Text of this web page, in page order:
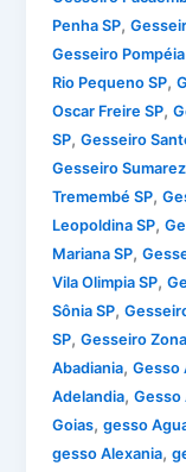
Penha SP,
Gesseiro Pompéia
Rio Pequeno SP,
Oscar Freire SP,
SP,Gesseiro
Gesseiro
Tremembé SP,
Leopoldina SP,
Mariana SP,
Vila Olimpia SP,
Sônia SP,
SP,Gesseiro
Abadiania,Gesso
Adelandia,Gesso
Goias,gesso
gesso Alexania,